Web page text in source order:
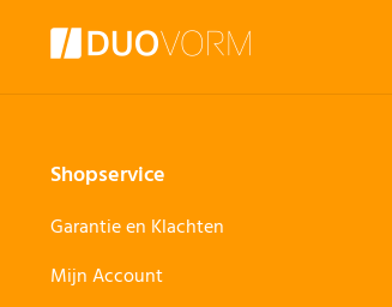
Shopservice
Garantie en Klachten
Mijn Account